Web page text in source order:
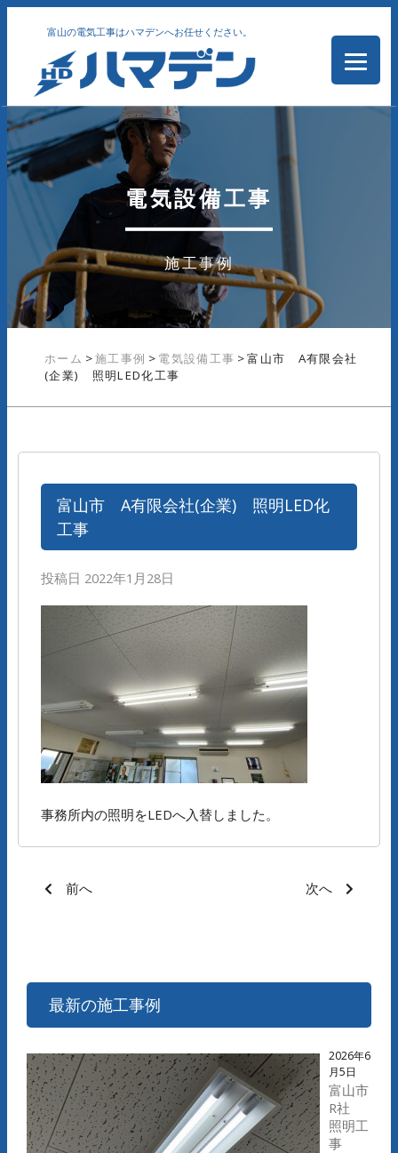
富山の電気工事はハマデンへお任せください。
電気設備工事
施工事例
ホーム >施工事例 > 電気設備工事 >富山市 A有限会社
(企業) 照明LED化工事
富山市 A有限会社(企業) 照明LED化
工事
投稿日 2022年1月28日
事務所内の照明をLEDへ入替しました。
前へ 次へ
最新の施工事例
2026年6
月5日
富山市
R社
照明工
事